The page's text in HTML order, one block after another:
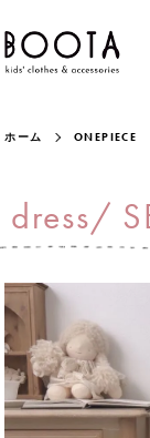
ホーム ONEPIECE
dress/